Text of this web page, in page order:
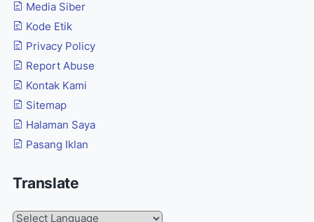
Media Siber
Kode Etik
Privacy Policy
Report Abuse
Kontak Kami
Sitemap
Halaman Saya
Pasang Iklan
Translate